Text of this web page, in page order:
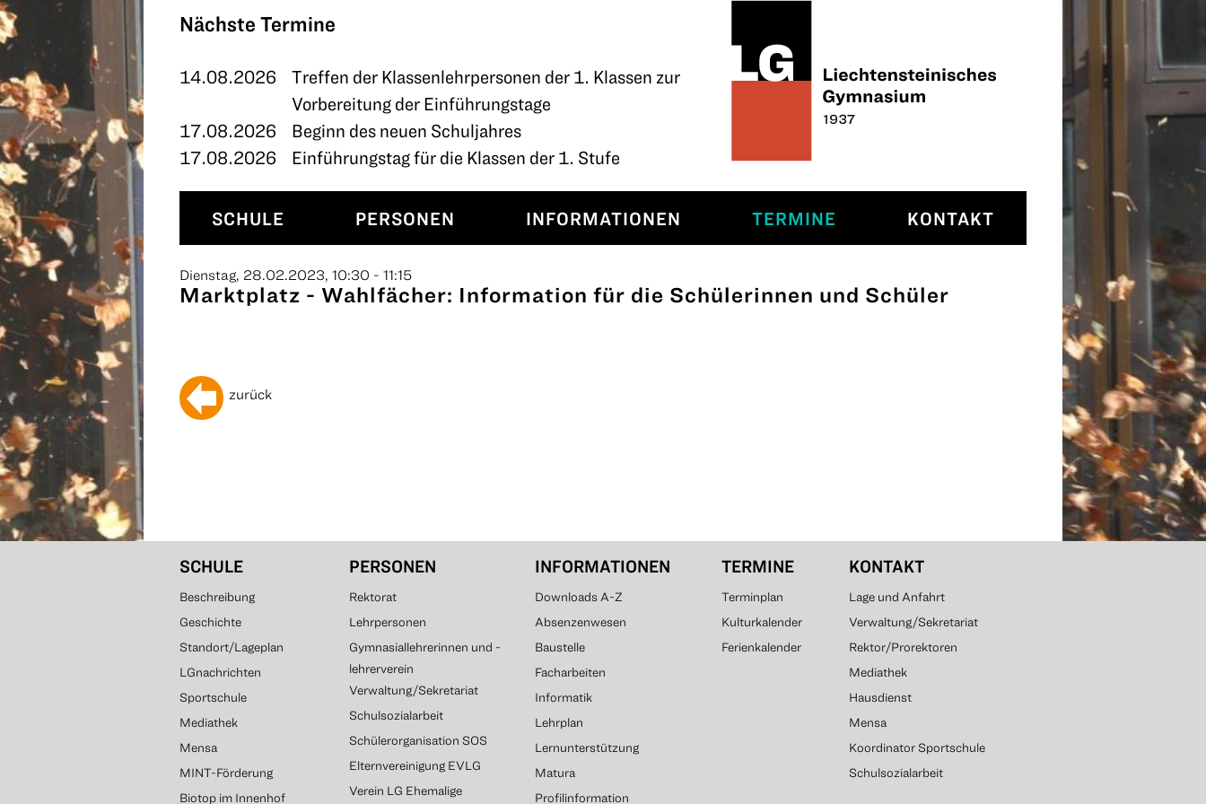
Nächste Termine
14.08.2026
Treffen der Klassenlehrpersonen der 1. Klassen zur
Vorbereitung der Einführungstage
17.08.2026
Beginn des neuen Schuljahres
17.08.2026
Einführungstag für die Klassen der 1. Stufe
SCHULE PERSONEN INFORMATIONEN TERMINE KONTAKT
KONTAKT
Dienstag, 28.02.2023, 10:30 - 11:15
Marktplatz - Wahlfächer: Information für die Schülerinnen und Schüler
zurück
SCHULE
Beschreibung
Geschichte
Standort/Lageplan
LGnachrichten
Sportschule
Mediathek
Mensa
MINT-Förderung
Biotop im Innenhof
PERSONEN
Rektorat
Lehrpersonen
Gymnasiallehrerinnen und -
lehrerverein
Verwaltung/Sekretariat
Schulsozialarbeit
Schülerorganisation SOS
Elternvereinigung EVLG
Verein LG Ehemalige
INFORMATIONEN
Downloads A-Z
Absenzenwesen
Baustelle
Facharbeiten
Informatik
Lehrplan
Lernunterstützung
Matura
Profilinformation
TERMINE
Terminplan
Kulturkalender
Ferienkalender
KONTAKT
Lage und Anfahrt
Verwaltung/Sekretariat
Rektor/Prorektoren
Mediathek
Hausdienst
Mensa
Koordinator Sportschule
Schulsozialarbeit